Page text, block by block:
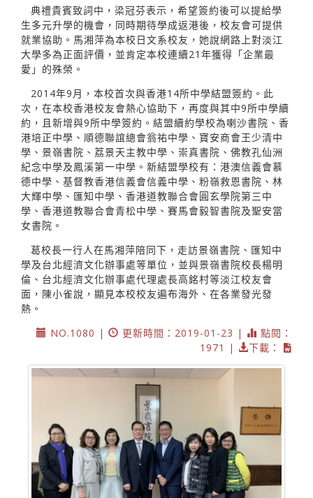
典禮貴賓致詞中，梁冠芬表示，希望簽約後可以提給學
生多元升學的機會，同時期待學成返港後，校友會可提供
就業協助。馬湘萍為本校日文系校友，她說網路上對淡江
大學多為正面評價，並肯定本校連續21年獲得「企業最
愛」的殊榮。
2014年9月，本校首次與香港14所中學結盟簽約。此
次，在本校香港校友會熱心協助下，再度與其中9所中學續
約，且新增與9所中學簽約。結盟續約學校為喇沙書院、香
港培正中學、順德聯誼總會翁祐中學、寶安商會王少清中
學、景嶺書院、荔景天主教中學、崇真書院、佛教孔仙洲
紀念中學及鳳溪第一中學。新結盟學校有：港澳信義會慕
德中學、基督教香港信義會信義中學、粉嶺救恩書院、林
大輝中學、匯知中學、香港道教聯合會圓玄學院第三中
學、香港道教聯合會青松中學、賽馬會毅智書院及聖安當
女書院。
葛校長一行人在馬湘萍陪同下，走訪景嶺書院、匯知中
學及台北經濟文化辦事處等單位，並與景嶺書院校長楊明
倫、台北經濟文化辦事處代理處長高銘村等淡江校友會
面，陳小雀說，顯見本校校友遍布海外、在各業發光發
熱。
NO.1080 |
更新時間：2019-01-23 |
點閱：
1971 |
下載：